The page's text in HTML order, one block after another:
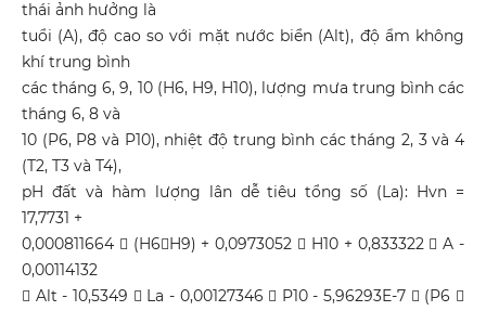
thái ảnh hưởng là
tuổi (A), độ cao so với mặt nước biển (Alt), độ ẩm không
khí trung bình
các tháng 6, 9, 10 (H6, H9, H10), lượng mưa trung bình các
tháng 6, 8 và
10 (P6, P8 và P10), nhiệt độ trung bình các tháng 2, 3 và 4
(T2, T3 và T4),
pH đất và hàm lượng lân dễ tiêu tổng số (La): Hvn =
17,7731 +
0,000811664  (H6H9) + 0,0973052  H10 + 0,833322  A -
0,00114132
 Alt - 10,5349  La - 0,00127346  P10 - 5,96293E-7  (P6 